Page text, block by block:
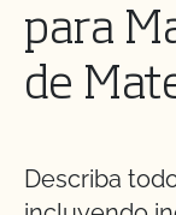
para
de
Describa